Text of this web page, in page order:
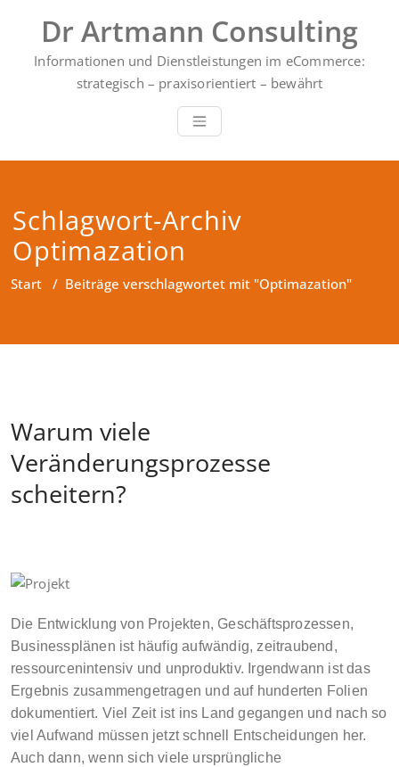
springen
Dr Artmann Consulting
Informationen und Dienstleistungen im eCommerce:
strategisch – praxisorientiert – bewährt
Schlagwort-Archiv
Optimazation
Start / Beiträge verschlagwortet mit "Optimazation"
Warum viele
Veränderungsprozesse
scheitern?
Die Entwicklung von Projekten, Geschäftsprozessen,
Businessplänen ist häufig aufwändig, zeitraubend,
ressourcenintensiv und unproduktiv. Irgendwann ist das
Ergebnis zusammengetragen und auf hunderten Folien
dokumentiert. Viel Zeit ist ins Land gegangen und nach so
viel Aufwand müssen jetzt schnell Entscheidungen her.
Auch dann, wenn sich viele ursprüngliche